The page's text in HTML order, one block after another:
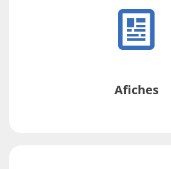
Afiches